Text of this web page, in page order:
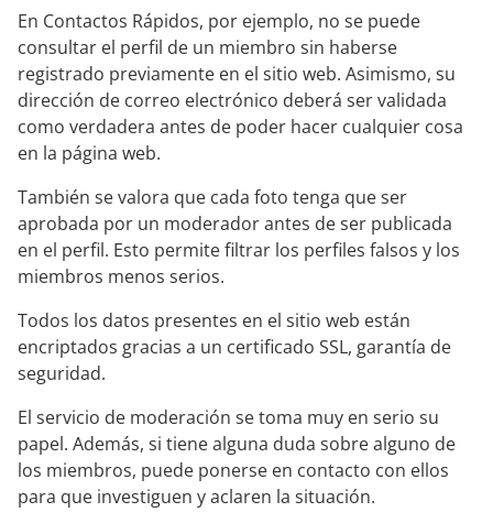
En Contactos Rápidos, por ejemplo, no se puede
consultar el perfil de un miembro sin haberse
registrado previamente en el sitio web. Asimismo, su
dirección de correo electrónico deberá ser validada
como verdadera antes de poder hacer cualquier cosa
en la página web.
También se valora que cada foto tenga que ser
aprobada por un moderador antes de ser publicada
en el perfil. Esto permite filtrar los perfiles falsos y los
miembros menos serios.
Todos los datos presentes en el sitio web están
encriptados gracias a un certificado SSL, garantía de
seguridad.
El servicio de moderación se toma muy en serio su
papel. Además, si tiene alguna duda sobre alguno de
los miembros, puede ponerse en contacto con ellos
para que investiguen y aclaren la situación.